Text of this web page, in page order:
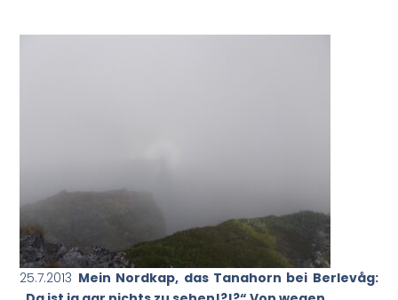
25.7.2013 Mein Nordkap, das Tanahorn bei Berlevåg: